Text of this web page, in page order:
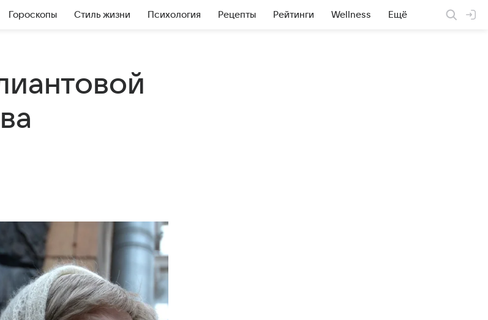
Гороскопы Стиль жизни Психология Рецепты Рейтинги Wellness Ещё